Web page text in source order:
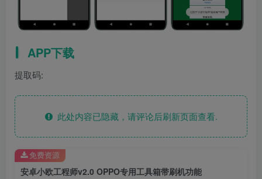
APP下载
提取码:
此处内容已隐藏，请评论后刷新页面查看.
安卓小欧工程师v2.0 OPPO专用工具箱带刷机功能
免费资源